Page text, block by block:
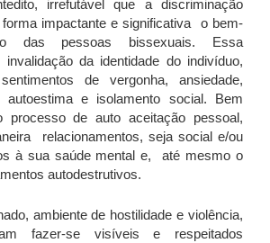
irrefutável que a discriminação
forma impactante e significativa o bem-
das pessoas bissexuais. Essa
invalidação da identidade do indivíduo,
de vergonha, ansiedade,
autoestima e isolamento social. Bem
processo de auto aceitação pessoal,
relacionamentos, seja social e/ou
à sua saúde mental e, até mesmo o
autodestrutivos.
ambiente de hostilidade e violência,
fazer-se visíveis e respeitados